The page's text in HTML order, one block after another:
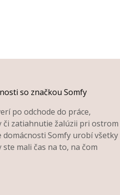
so značkou Somfy
po odchode do práce,
či zatiahnutie žalúzii pri ostrom
Somfy urobí všetky
mali čas na to, na čom